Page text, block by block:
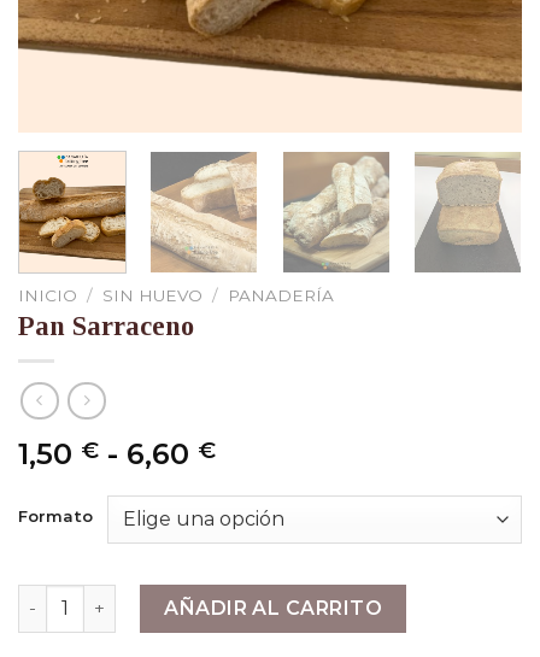
INICIO / SIN HUEVO / PANADERÍA
Pan Sarraceno
1,50 € - 6,60 €Rango
precios:
desde
hasta
6,60 €
Formato
Pan Sarraceno cantidadAÑADIR AL CARRITO